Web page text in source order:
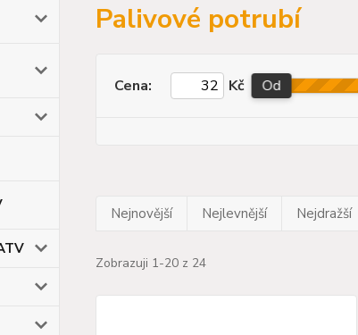
Palivové potrubí
Cena: Kč Od
Nejnovější Nejlevnější Nejdražší
Zobrazuji 1-20 z 24